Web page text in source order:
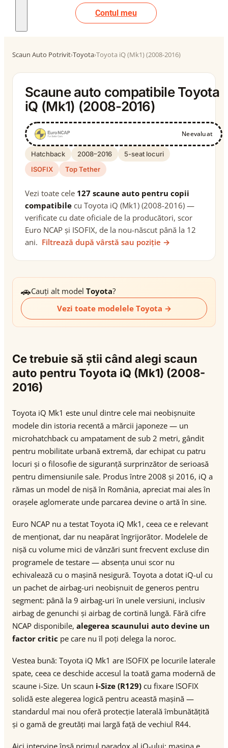
Contul meu
Scaun Auto Potrivit›Toyota›Toyota iQ (Mk1) (2008-2016)
Scaune auto compatibile Toyota
iQ (Mk1) (2008-2016)
Neevaluat
Hatchback 2008–2016
5-seat locuri
ISOFIX
Top Tether
Vezi toate cele 127 scaune auto pentru copii
compatibile cu Toyota iQ (Mk1) (2008-2016) —
verificate cu date oficiale de la producători, scor
Euro NCAP și ISOFIX, de la nou-născut până la 12
ani. Filtrează după vârstă sau poziție →
🚗Cauți alt model Toyota?
Vezi toate modelele Toyota →
Ce trebuie să știi când alegi scaun
auto pentru Toyota iQ (Mk1) (2008-
2016)
Toyota iQ Mk1 este unul dintre cele mai neobișnuite
modele din istoria recentă a mărcii japoneze — un
microhatchback cu ampatament de sub 2 metri, gândit
pentru mobilitate urbană extremă, dar echipat cu patru
locuri și o filosofie de siguranță surprinzător de serioasă
pentru dimensiunile sale. Produs între 2008 și 2016, iQ a
rămas un model de nișă în România, apreciat mai ales în
orașele aglomerate unde parcarea devine o artă în sine.
Euro NCAP nu a testat Toyota iQ Mk1, ceea ce e relevant
de menționat, dar nu neapărat îngrijorător. Modelele de
nișă cu volume mici de vânzări sunt frecvent excluse din
programele de testare — absența unui scor nu
echivalează cu o mașină nesigură. Toyota a dotat iQ-ul cu
un pachet de airbag-uri neobișnuit de generos pentru
segment: până la 9 airbag-uri în unele versiuni, inclusiv
airbag de genunchi și airbag de cortină lungă. Fără cifre
NCAP disponibile, alegerea scaunului auto devine un
factor critic pe care nu îl poți delega la noroc.
Vestea bună: Toyota iQ Mk1 are ISOFIX pe locurile laterale
spate, ceea ce deschide accesul la toată gama modernă de
scaune i-Size. Un scaun i-Size (R129) cu fixare ISOFIX
solidă este alegerea logică pentru această mașină —
standardul mai nou oferă protecție laterală îmbunătățită
și o gamă de greutăți mai largă față de vechiul R44.
Aici intervine însă primul paradox al iQ-ului: mașina e